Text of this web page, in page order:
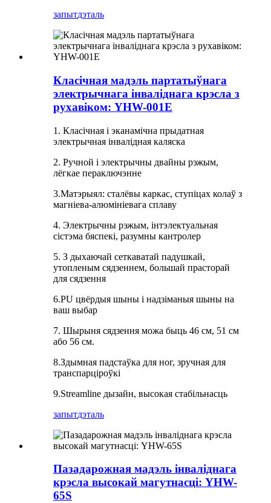
запытдэталь
Класічная мадэль партатыўнага
электрычнага інваліднага крэсла з
рухавіком: YHW-001E
1. Класічная і эканамічна прыдатная
электрычная інвалідная каляска
2. Ручной і электрычны двайны рэжым,
лёгкае пераключэнне
3.Матэрыял: сталёвы каркас, ступіцах колаў з
магніева-алюмініевага сплаву
4. Электрычны рэжым, інтэлектуальная
сістэма бяспекі, разумны кантролер
5. З дыхаючай сеткаватай падушкай,
утопленым сядзеннем, большай прасторай
для сядзення
6.PU цвёрдыя шыны і надзіманыя шыны на
ваш выбар
7. Шырыня сядзення можа быць 46 см, 51 см
або 56 см.
8.Здымная падстаўка для ног, зручная для
транспарціроўкі
9.Streamline дызайн, высокая стабільнасць
запытдэталь
Пазадарожная мадэль інваліднага
крэсла высокай магутнасці: YHW-
65S